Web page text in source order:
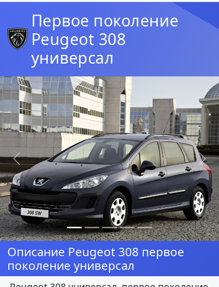
Первое поколение
Peugeot 308
универсал
Предыдущая
Описание Peugeot 308 первое
поколение универсал